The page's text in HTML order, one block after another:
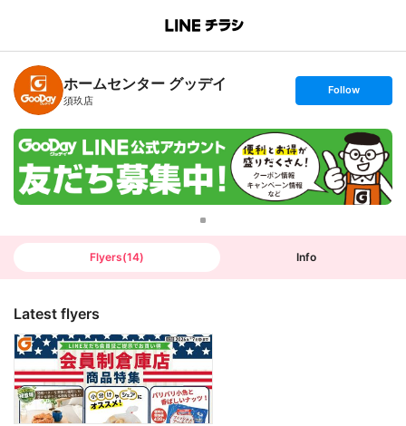
B
n
c
h
T
ホームセンター グッデイ
須玖店
s
t
o
l
o
w
Follow
Flyers(14) Info
Latest flyers